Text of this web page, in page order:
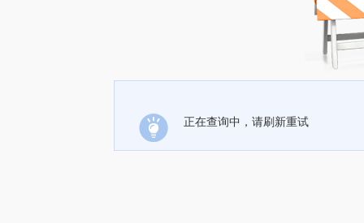
正在查询中，请刷新重试